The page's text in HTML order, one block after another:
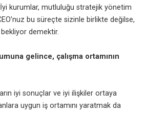
kurumlar, mutluluğu stratejik yönetim
bu süreçte sizinle birlikte değilse,
demektir.
gelince, çalışma ortamının
iyi sonuçlar ve iyi ilişkiler ortaya
uygun iş ortamını yaratmak da